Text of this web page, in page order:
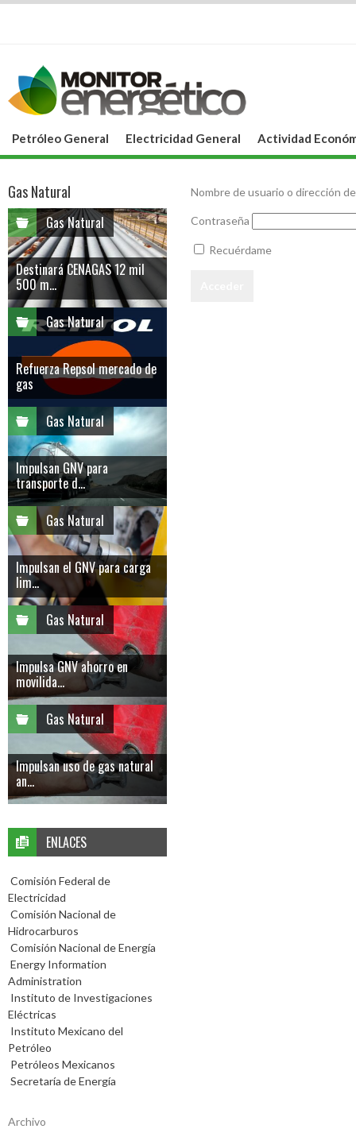
Petróleo General Electricidad General Actividad
Nombre de usuario o dirección
Contraseña
Recuérdame
Gas Natural
Gas Natural
Destinará CENAGAS 12 mil
500 m...
Gas Natural
Refuerza Repsol mercado de
gas
Gas Natural
Impulsan GNV para
transporte d...
Gas Natural
Impulsan el GNV para carga
lim...
Gas Natural
Impulsa GNV ahorro en
movilida...
Gas Natural
Impulsan uso de gas natural
an...
ENLACES
Comisión Federal de
Electricidad
Comisión Nacional de
Hidrocarburos
Comisión Nacional de Energía
Energy Information
Administration
Instituto de Investigaciones
Eléctricas
Instituto Mexicano del
Petróleo
Petróleos Mexicanos
Secretaría de Energía
Archivo